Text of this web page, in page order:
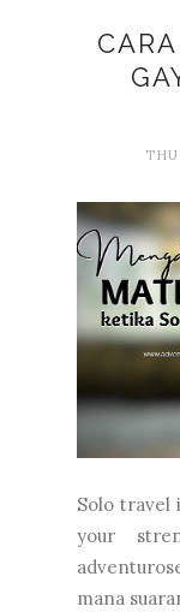
Solo travel
your
mana